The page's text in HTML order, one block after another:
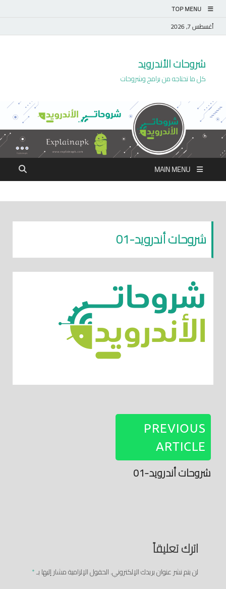
TOP MENU
أغسطس 7, 2026
شروحات الأندرويد
كل ما تحتاجه من برامج وشروحات
MAIN MENU
شروحات أندرويد-01
PREVIOUS
ARTICLE
شروحات أندرويد-01
اترك تعليقاً
لن يتم نشر عنوان بريدك الإلكتروني.الحقول الإلزامية مشار إليها بـ*